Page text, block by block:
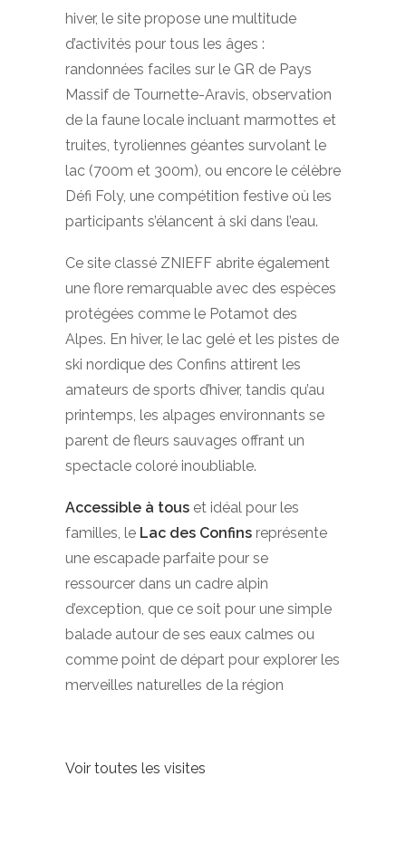
hiver, le site propose une multitude
d’activités pour tous les âges :
randonnées faciles sur le GR de Pays
Massif de Tournette-Aravis, observation
de la faune locale incluant marmottes et
truites, tyroliennes géantes survolant le
lac (700m et 300m), ou encore le célèbre
Défi Foly, une compétition festive où les
participants s’élancent à ski dans l’eau.
Ce site classé ZNIEFF abrite également
une flore remarquable avec des espèces
protégées comme le Potamot des
Alpes. En hiver, le lac gelé et les pistes de
ski nordique des Confins attirent les
amateurs de sports d’hiver, tandis qu’au
printemps, les alpages environnants se
parent de fleurs sauvages offrant un
spectacle coloré inoubliable.
Accessible à tous et idéal pour les
familles, le Lac des Confins représente
une escapade parfaite pour se
ressourcer dans un cadre alpin
d’exception, que ce soit pour une simple
balade autour de ses eaux calmes ou
comme point de départ pour explorer les
merveilles naturelles de la région
Voir toutes les visites